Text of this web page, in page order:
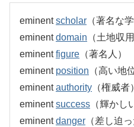
eminentscholar （著名な学
eminentdomain （土地収
eminentfigure （著名人）
eminent position （高い地
eminentauthority （権威者）
eminentsuccess （輝かし
eminentdanger （差し迫